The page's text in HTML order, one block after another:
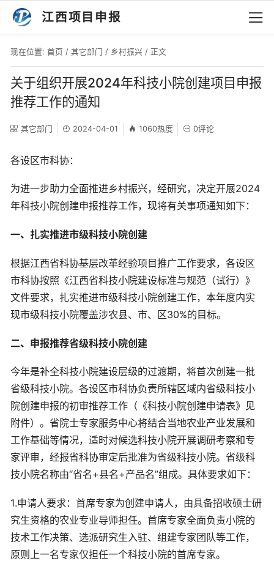
江西项目申报
现在位置: 首页 / 其它部门 / 乡村振兴 / 正文
关于组织开展2024年科技小院创建项目申报
推荐工作的通知
其它部门 2024-04-01 1060热度 0评论
各设区市科协：
为进一步助力全面推进乡村振兴，经研究，决定开展2024
年科技小院创建申报推荐工作，现将有关事项通知如下：
一、扎实推进市级科技小院创建
根据江西省科协基层改革经验项目推广工作要求，各设区
市科协按照《江西省科技小院建设标准与规范（试行）》
文件要求，扎实推进市级科技小院创建工作，本年度内实
现市级科技小院覆盖涉农县、市、区30%的目标。
二、申报推荐省级科技小院创建
今年是补全科技小院建设层级的过渡期，将首次创建一批
省级科技小院。各设区市科协负责所辖区域内省级科技小
院创建申报的初审推荐工作（《科技小院创建申请表》见
附件）。省院士专家服务中心将结合当地农业产业发展和
工作基础等情况，适时对候选科技小院开展调研考察和专
家评审，经报省科协审定后批准为省级科技小院。省级科
技小院名称由“省名+县名+产品名”组成。具体要求如下：
1.申请人要求：首席专家为创建申请人，由具备招收硕士研
究生资格的农业专业导师担任。首席专家全面负责小院的
技术工作决策、选派研究生入驻、组建专家团队等工作，
原则上一名专家仅担任一个科技小院的首席专家。